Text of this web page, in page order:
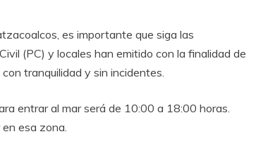
es importante que siga las
(PC) y locales han emitido con la finalidad de
tranquilidad y sin incidentes.
entrar al mar será de 10:00 a 18:00 horas.
esa zona.